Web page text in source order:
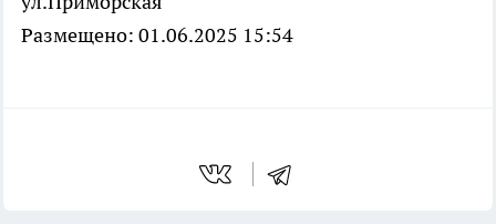
Размещено: 01.06.2025 15:54